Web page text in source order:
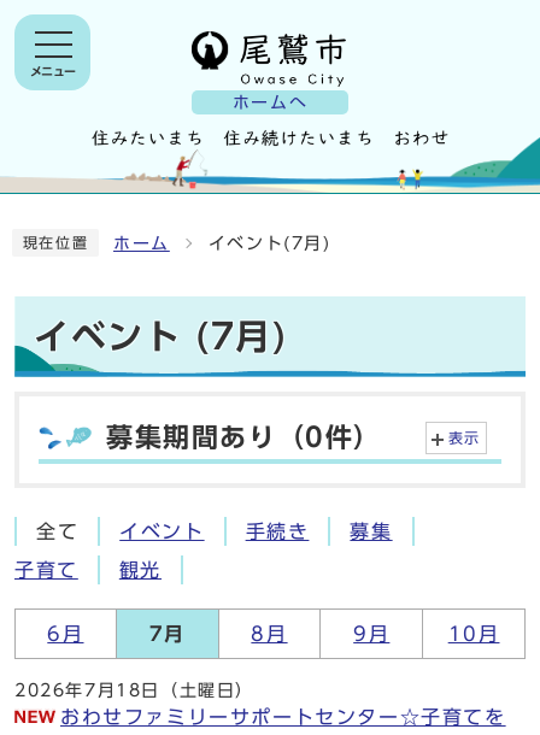
ホームへ
メニュー
現在位置 ホーム イベント(7月)
イベント (7月)
募集期間あり（0件） 表示
全て イベント 手続き
募集
子育て
観光
6月 7月 8月 9月 10月
2026年7月18日（土曜日）
おわせファミリーサポートセンター☆子育てを